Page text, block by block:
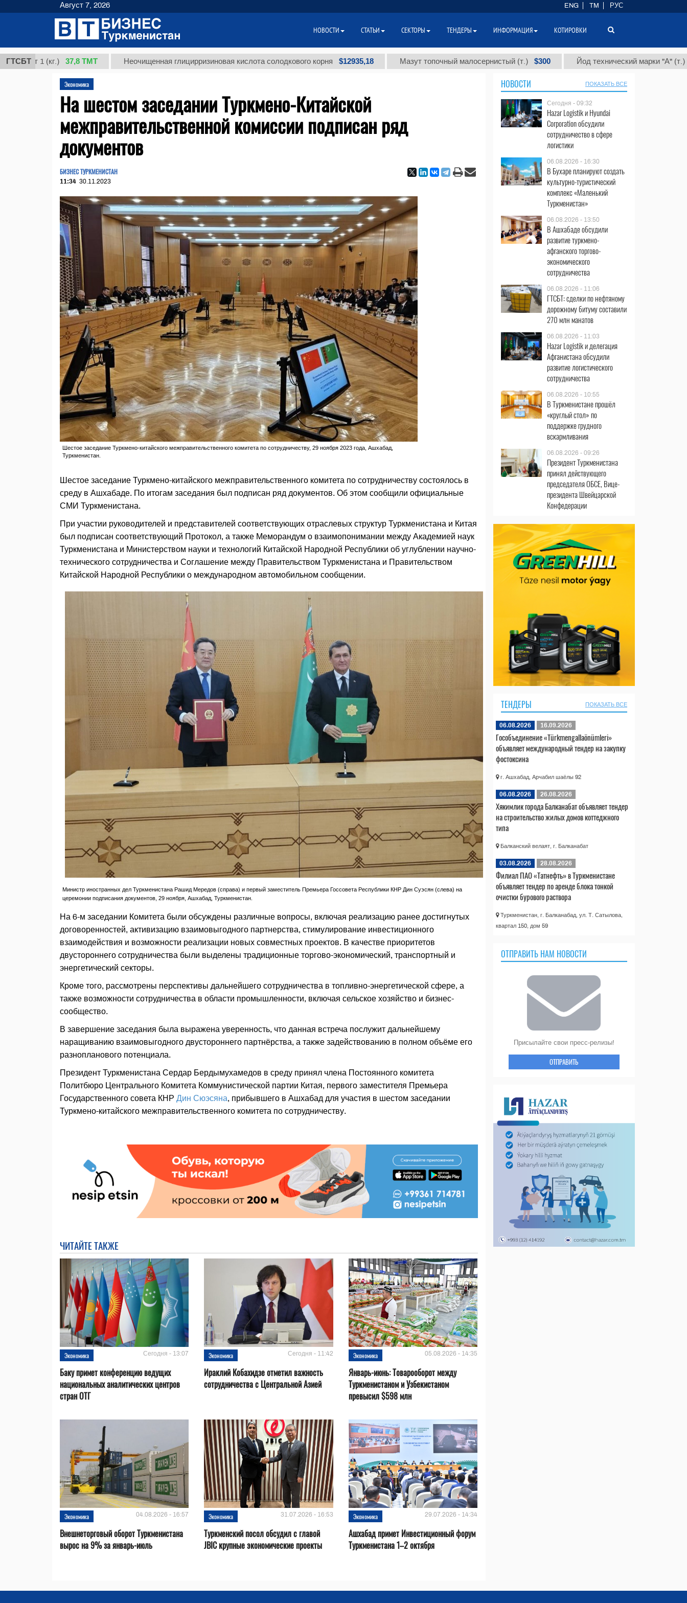
ГТСБТ
(кг.) 37,8 ТМТ Неочищенная глицирризиновая кислота солодкового корня $12935,18 Мазут топочный малосернистый (т.) $300 Йод технический марки "А" (т.) $86 000
Экономика
На шестом заседании Туркмено-Китайской
межправительственной комиссии подписан ряд
документов
БИЗНЕС ТУРКМЕНИСТАН
11:34 30.11.2023
Шестое заседание Туркмено-китайского межправительственного комитета по сотрудничеству, 29 ноября 2023 года, Ашхабад,
Туркменистан.
Шестое заседание Туркмено-китайского межправительственного комитета по сотрудничеству состоялось в
среду в Ашхабаде. По итогам заседания был подписан ряд документов. Об этом сообщили официальные
СМИ Туркменистана.
При участии руководителей и представителей соответствующих отраслевых структур Туркменистана и Китая
был подписан соответствующий Протокол, а также Меморандум о взаимопонимании между Академией наук
Туркменистана и Министерством науки и технологий Китайской Народной Республики об углублении научно-
технического сотрудничества и Соглашение между Правительством Туркменистана и Правительством
Китайской Народной Республики о международном автомобильном сообщении.
Министр иностранных дел Туркменистана Рашид Мередов (справа) и первый заместитель Премьера Госсовета Республики КНР Дин Суэсян (слева) на
церемонии подписания документов, 29 ноября, Ашхабад, Туркменистан.
На 6-м заседании Комитета были обсуждены различные вопросы, включая реализацию ранее достигнутых
договоренностей, активизацию взаимовыгодного партнерства, стимулирование инвестиционного
взаимодействия и возможности реализации новых совместных проектов. В качестве приоритетов
двустороннего сотрудничества были выделены традиционные торгово-экономический, транспортный и
энергетический секторы.
Кроме того, рассмотрены перспективы дальнейшего сотрудничества в топливно-энергетической сфере, а
также возможности сотрудничества в области промышленности, включая сельское хозяйство и бизнес-
сообщество.
В завершение заседания была выражена уверенность, что данная встреча послужит дальнейшему
наращиванию взаимовыгодного двустороннего партнёрства, а также задействованию в полном объёме его
разнопланового потенциала.
Президент Туркменистана Сердар Бердымухамедов в среду принял члена Постоянного комитета
Политбюро Центрального Комитета Коммунистической партии Китая, первого заместителя Премьера
Государственного совета КНР Дин Сюэсяна, прибывшего в Ашхабад для участия в шестом заседании
Туркмено-китайского межправительственного комитета по сотрудничеству.
ЧИТАЙТЕ ТАКЖЕ
Экономика Сегодня - 13:07
Баку примет конференцию ведущих
национальных аналитических центров
стран ОТГ
Экономика Сегодня - 11:42
Ираклий Кобахидзе отметил важность
сотрудничества с Центральной Азией
Экономика 05.08.2026 - 14:35
Январь-июнь: Товарооборот между
Туркменистаном и Узбекистаном
превысил $598 млн
Экономика 04.08.2026 - 16:57
Внешнеторговый оборот Туркменистана
вырос на 9% за январь-июль
Экономика 31.07.2026 - 16:53
Туркменский посол обсудил с главой
JBIC крупные экономические проекты
Экономика 29.07.2026 - 14:34
Ашхабад примет Инвестиционный форум
Туркменистана 1–2 октября
НОВОСТИ ПОКАЗАТЬ ВСЕ
Сегодня - 09:32
Hazar Logistik и Hyundai
Corporation обсудили
сотрудничество в сфере
логистики
06.08.2026 - 16:30
В Бухаре планируют создать
культурно-туристический
комплекс «Маленький
Туркменистан»
06.08.2026 - 13:50
В Ашхабаде обсудили
развитие туркмено-
афганского торгово-
экономического
сотрудничества
06.08.2026 - 11:06
ГТСБТ: сделки по нефтяному
дорожному битуму составили
270 млн манатов
06.08.2026 - 11:03
Hazar Logistik и делегация
Афганистана обсудили
развитие логистического
сотрудничества
06.08.2026 - 10:55
В Туркменистане прошёл
«круглый стол» по
поддержке грудного
вскармливания
06.08.2026 - 09:26
Президент Туркменистана
принял действующего
председателя ОБСЕ, Вице-
президента Швейцарской
Конфедерации
ТЕНДЕРЫ ПОКАЗАТЬ ВСЕ
06.08.2026 16.09.2026
Гособъединение «Türkmengallaönümleri»
объявляет международный тендер на закупку
фостоксина
г. Ашхабад, Арчабил шаёлы 92
06.08.2026 26.08.2026
Хякимлик города Балканабат объявляет тендер
на строительство жилых домов коттеджного
типа
Балканский велаят, г. Балканабат
03.08.2026 28.08.2026
Филиал ПАО «Татнефть» в Туркменистане
объявляет тендер по аренде блока тонкой
очистки бурового раствора
Туркменистан, г. Балканабад, ул. Т. Сатылова,
квартал 150, дом 59
ОТПРАВИТЬ НАМ НОВОСТИ
Присылайте свои пресс-релизы!
ОТПРАВИТЬ
Август 7, 2026 ENG TM РУС
НОВОСТИ СТАТЬИ СЕКТОРЫ ТЕНДЕРЫ ИНФОРМАЦИЯ КОТИРОВКИ